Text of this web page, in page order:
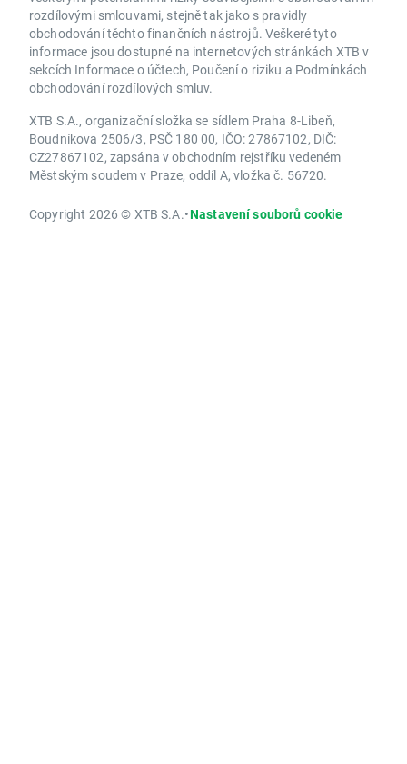
rozdílovými smlouvami, stejně tak jako s pravidly
obchodování těchto finančních nástrojů. Veškeré tyto
informace jsou dostupné na internetových stránkách XTB v
sekcích Informace o účtech, Poučení o riziku a Podmínkách
obchodování rozdílových smluv.
XTB S.A., organizační složka se sídlem Praha 8-Libeň,
Boudníkova 2506/3, PSČ 180 00, IČO: 27867102, DIČ:
CZ27867102, zapsána v obchodním rejstříku vedeném
Městským soudem v Praze, oddíl A, vložka č. 56720.
Copyright 2026 © XTB S.A.•Nastavení souborů cookie